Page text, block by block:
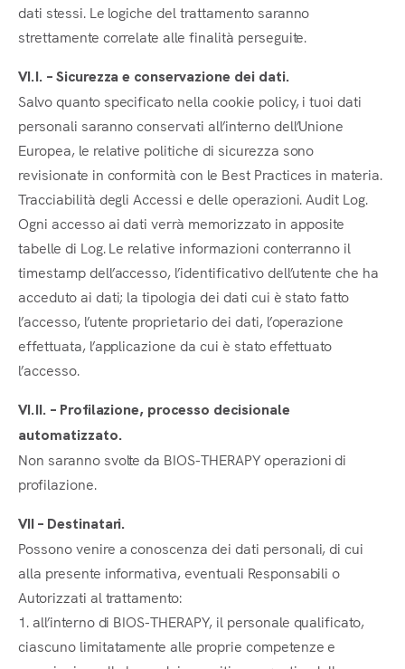
dati stessi. Le logiche del trattamento saranno
strettamente correlate alle finalità perseguite.
VI.I. – Sicurezza e conservazione dei dati.
Salvo quanto specificato nella cookie policy, i tuoi dati
personali saranno conservati all’interno dell’Unione
Europea, le relative politiche di sicurezza sono
revisionate in conformità con le Best Practices in materia.
Tracciabilità degli Accessi e delle operazioni. Audit Log.
Ogni accesso ai dati verrà memorizzato in apposite
tabelle di Log. Le relative informazioni conterranno il
timestamp dell’accesso, l’identificativo dell’utente che ha
acceduto ai dati; la tipologia dei dati cui è stato fatto
l’accesso, l’utente proprietario dei dati, l’operazione
effettuata, l’applicazione da cui è stato effettuato
l’accesso.
VI.II. – Profilazione, processo decisionale
automatizzato.
Non saranno svolte da BIOS-THERAPY operazioni di
profilazione.
VII – Destinatari.
Possono venire a conoscenza dei dati personali, di cui
alla presente informativa, eventuali Responsabili o
Autorizzati al trattamento:
1. all’interno di BIOS-THERAPY, il personale qualificato,
ciascuno limitatamente alle proprie competenze e